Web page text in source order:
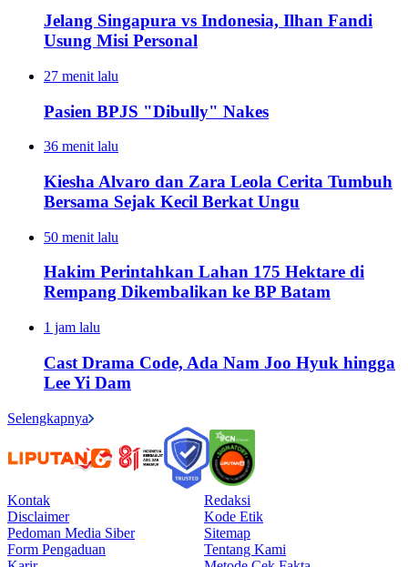
Jelang Singapura vs Indonesia, Ilhan Fandi
Usung Misi Personal
27 menit lalu
Pasien BPJS "Dibully" Nakes
36 menit lalu
Kiesha Alvaro dan Zara Leola Cerita Tumbuh
Bersama Sejak Kecil Berkat Ungu
50 menit lalu
Hakim Perintahkan Lahan 175 Hektare di
Rempang Dikembalikan ke BP Batam
1 jam lalu
Cast Drama Code, Ada Nam Joo Hyuk hingga
Lee Yi Dam
Selengkapnya
Kontak
Redaksi
Disclaimer
Kode Etik
Pedoman Media Siber
Sitemap
Form Pengaduan
Tentang Kami